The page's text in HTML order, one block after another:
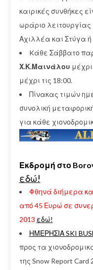
καιρικές συνθήκες
ωράριο λειτουργίας
Αχιλλέα και Στύγα ή
Kάθε Σάββατο
Χ.Κ.Μαινάλου
μέχρι τις 18:00.
Πίνακας τιμών
συνολική
για κάθε
Εκδρομή στο
εδώ!
Φθηνά διήμερα
από 45 Ευρώ σε
2013 εδώ!
ΗΜΕΡΗΣΙΑ SKI
προς τα
της Snow Report Card